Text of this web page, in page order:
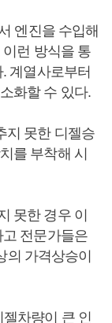
엔진을 수입해
런 방식을 통
계열사로부터
화할 수 있다.
지 못한 디젤승
를 부착해 시
못한 경우 이
전문가들은
의 가격상승이
차량이 큰 인